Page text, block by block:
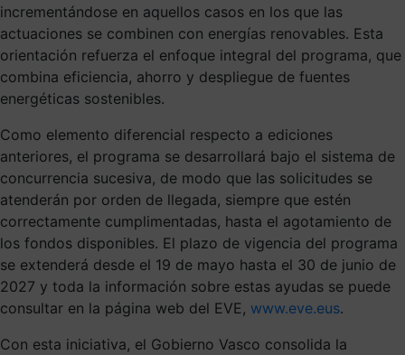
incrementándose en aquellos casos en los que las
actuaciones se combinen con energías renovables. Esta
orientación refuerza el enfoque integral del programa, que
combina eficiencia, ahorro y despliegue de fuentes
energéticas sostenibles.
Como elemento diferencial respecto a ediciones
anteriores, el programa se desarrollará bajo el sistema de
concurrencia sucesiva, de modo que las solicitudes se
atenderán por orden de llegada, siempre que estén
correctamente cumplimentadas, hasta el agotamiento de
los fondos disponibles. El plazo de vigencia del programa
se extenderá desde el 19 de mayo hasta el 30 de junio de
2027 y toda la información sobre estas ayudas se puede
consultar en la página web del EVE, www.eve.eus.
Con esta iniciativa, el Gobierno Vasco consolida la